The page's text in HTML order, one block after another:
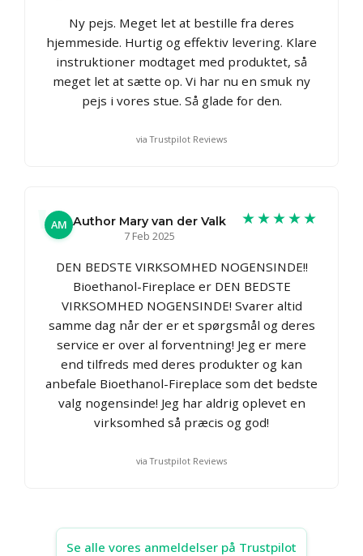
Ny pejs. Meget let at bestille fra deres
hjemmeside. Hurtig og effektiv levering. Klare
instruktioner modtaget med produktet, så
meget let at sætte op. Vi har nu en smuk ny
pejs i vores stue. Så glade for den.
via Trustpilot Reviews
AM Author Mary van der Valk
7 Feb 2025
★★★★★
DEN BEDSTE VIRKSOMHED NOGENSINDE!!
Bioethanol-Fireplace er DEN BEDSTE
VIRKSOMHED NOGENSINDE! Svarer altid
samme dag når der er et spørgsmål og deres
service er over al forventning! Jeg er mere
end tilfreds med deres produkter og kan
anbefale Bioethanol-Fireplace som det bedste
valg nogensinde! Jeg har aldrig oplevet en
virksomhed så præcis og god!
via Trustpilot Reviews
Se alle vores anmeldelser på Trustpilot